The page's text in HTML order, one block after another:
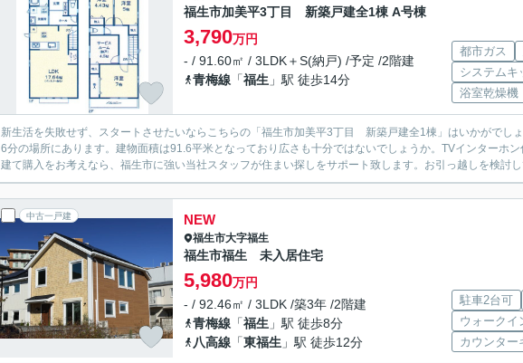
福生市加美平3丁目 新築戸建全1棟 A号棟
3,790万円
- / 91.60㎡ / 3LDK＋S(納戸) /予定 /2階建
青梅線 「福生 」駅 徒歩14分
都市ガス
システムキ
浴室乾燥機
新生活を失敗せず、スタートさせたいならこちらの「福生市加美平3丁目 新築戸建全1棟」はいかがでし
6分の場所にあります。建物面積は91.6平米となっており広さも十分ではないでしょうか。TVインターホ
建て購入をお考えなら、福生市に強い当社スタッフが住まい探しをサポート致します。お引っ越しを検討
中古一戸建 NEW
福生市大字福生
福生市福生 未入居住宅
5,980万円
- / 92.46㎡ / 3LDK /築3年 /2階建
青梅線 「福生 」駅 徒歩8分
八高線 「東福生 」駅 徒歩12分
駐車2台可
ウォークイ
カウンター